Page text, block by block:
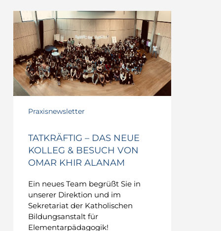
TATKRÄFTIG
–
Das
neue
Kolleg
&
Besuch
von
Praxisnewsletter
TATKRÄFTIG – DAS NEUE
KOLLEG & BESUCH VON
OMAR KHIR ALANAM
Ein neues Team begrüßt Sie in
unserer Direktion und im
Sekretariat der Katholischen
Bildungsanstalt für
Elementarpädagogik!